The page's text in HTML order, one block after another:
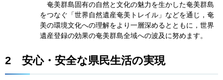
奄美群島固有の自然と文化の魅力を生かした奄美群島
をつなぐ「世界自然遺産奄美トレイル」などを通じ，奄
美の環境文化への理解をより一層深めるとともに，世界
遺産登録の効果の奄美群島全域への波及に努めます。
2 安心・安全な県民生活の実現